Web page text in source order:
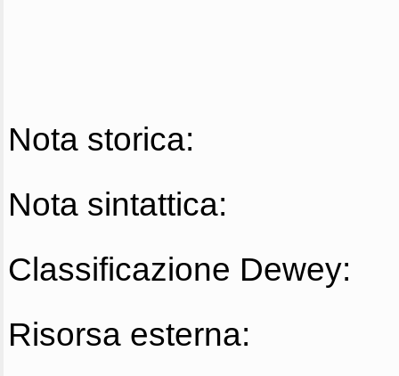
Nota storica:
Nota sintattica:
Classificazione Dewey:
Risorsa esterna: